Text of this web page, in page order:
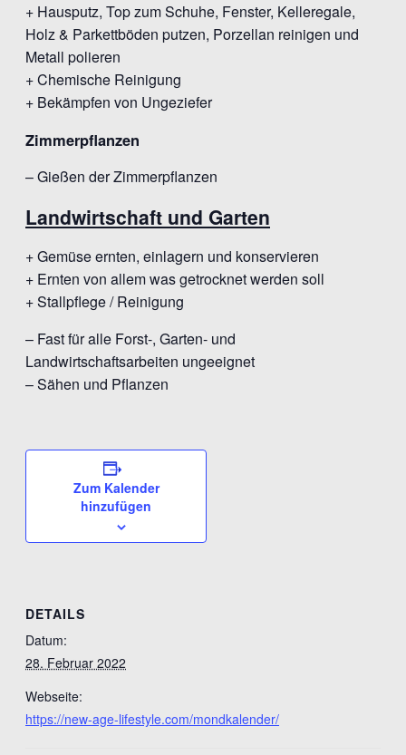
+ Hausputz, Top zum Schuhe, Fenster, Kelleregale,
Holz & Parkettböden putzen, Porzellan reinigen und
Metall polieren
+ Chemische Reinigung
+ Bekämpfen von Ungeziefer
Zimmerpflanzen
– Gießen der Zimmerpflanzen
Landwirtschaft und Garten
+ Gemüse ernten, einlagern und konservieren
+ Ernten von allem was getrocknet werden soll
+ Stallpflege / Reinigung
– Fast für alle Forst-, Garten- und
Landwirtschaftsarbeiten ungeeignet
– Sähen und Pflanzen
Zum Kalender
hinzufügen
DETAILS
Datum:
28. Februar 2022
Webseite:
https://new-age-lifestyle.com/mondkalender/